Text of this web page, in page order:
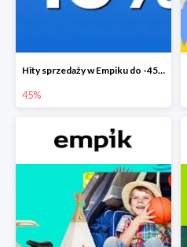
Hity sprzedaży w Empiku do -45%
45%